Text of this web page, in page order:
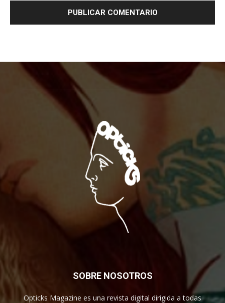
SOBRE NOSOTROS
Opticks Magazine es una revista digital dirigida a todas